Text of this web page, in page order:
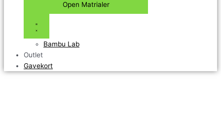
Open Matrialer
Bambu Lab
Outlet
Gavekort